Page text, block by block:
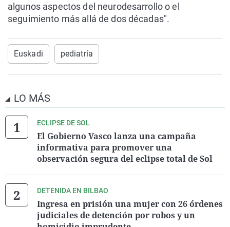
algunos aspectos del neurodesarrollo o el
seguimiento más allá de dos décadas".
Euskadi pediatría
LO MÁS
ECLIPSE DE SOL
El Gobierno Vasco lanza una campaña
informativa para promover una
observación segura del eclipse total de Sol
DETENIDA EN BILBAO
Ingresa en prisión una mujer con 26 órdenes
judiciales de detención por robos y un